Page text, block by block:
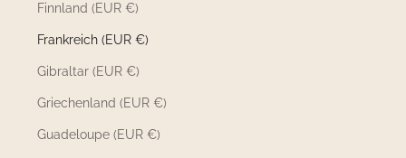
Finnland (EUR €)
Frankreich (EUR €)
Gibraltar (EUR €)
Griechenland (EUR €)
Guadeloupe (EUR €)